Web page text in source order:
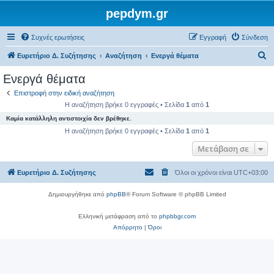
pepdym.gr
Συχνές ερωτήσεις Σύνδεση
Εγγραφή
Ευρετήριο Δ. Συζήτησης Αναζήτηση Ενεργά θέματα
η
η
Ενεργά θέματα
Επιστροφή στην ειδική αναζήτηση
Η αναζήτηση βρήκε 0 εγγραφές • Σελίδα 1 από 1
Καμία κατάλληλη αντιστοιχία δεν βρέθηκε.
Η αναζήτηση βρήκε 0 εγγραφές • Σελίδα 1 από 1
Μετάβαση σε
Ευρετήριο Δ. Συζήτησης Όλοι οι χρόνοι είναι UTC+03:00
Δημιουργήθηκε από phpBB® Forum Software © phpBB Limited
Ελληνική μετάφραση από το phpbbgr.com
Απόρρητο|Όροι